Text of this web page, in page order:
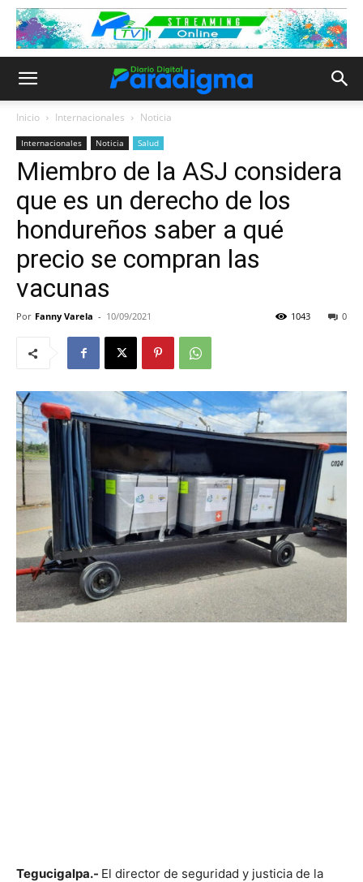
Inicio Internacionales Noticia
Internacionales Noticia Salud
Miembro de la ASJ considera
que es un derecho de los
hondureños saber a qué
precio se compran las
vacunas
Por Fanny Varela - 10/09/2021 0
1043
Tegucigalpa.- El director de seguridad y justicia de la